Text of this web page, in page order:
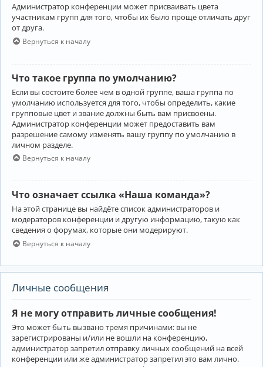
Администратор конференции может присваивать цвета
участникам групп для того, чтобы их было проще отличать друг
от друга.
Вернуться к началу
Что такое группа по умолчанию?
Если вы состоите более чем в одной группе, ваша группа по
умолчанию используется для того, чтобы определить, какие
групповые цвет и звание должны быть вам присвоены.
Администратор конференции может предоставить вам
разрешение самому изменять вашу группу по умолчанию в
личном разделе.
Вернуться к началу
Что означает ссылка «Наша команда»?
На этой странице вы найдёте список администраторов и
модераторов конференции и другую информацию, такую как
сведения о форумах, которые они модерируют.
Вернуться к началу
Личные сообщения
Я не могу отправить личные сообщения!
Это может быть вызвано тремя причинами: вы не
зарегистрированы и/или не вошли на конференцию,
администратор запретил отправку личных сообщений на всей
конференции или же администратор запретил это вам лично.